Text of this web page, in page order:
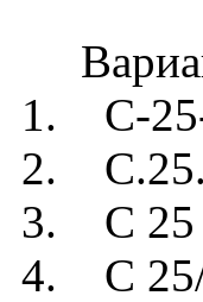
1. С-
2.
3. С 25
4. С